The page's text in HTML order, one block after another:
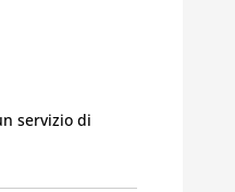
servizio di